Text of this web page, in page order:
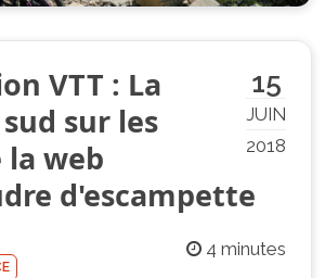
15
JUIN
2018
VTT : La
sur les
la web
d'escampette
4 minutes